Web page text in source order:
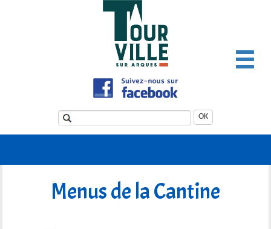
OK
Menus de la Cantine
Panneau de gestion des cookies